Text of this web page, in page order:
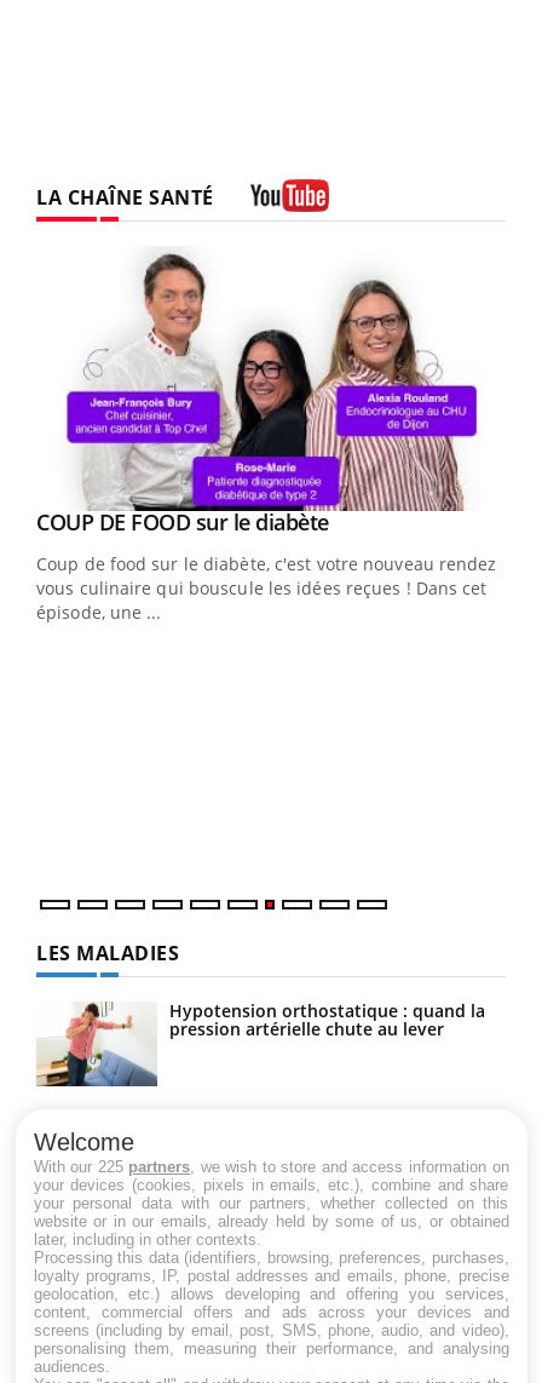
LA CHAÎNE SANTÉ
Youtube
COUP DE FOOD sur le diabèteYoutube
Coup de food sur le diabète, c'est votre nouveau rendez-
vous culinaire qui bouscule les idées reçues ! Dans cet
épisode, une ...
LES MALADIES
Hypotension orthostatique : quand la
pression artérielle chute au lever
Maladie de Charcot (Sclérose latérale
amyotrophique)
Welcome
With our 225 partners , we wish to store and access information on
your devices (cookies, pixels in emails, etc.), combine and share
your personal data with our partners, whether collected on this
website or in our emails, already held by some of us, or obtained
later, including in other contexts.
Processing this data (identifiers, browsing, preferences, purchases,
loyalty programs, IP, postal addresses and emails, phone, precise
geolocation, etc.) allows developing and offering you services,
content, commercial offers and ads across your devices and
screens (including by email, post, SMS, phone, audio, and video),
personalising them, measuring their performance, and analysing
audiences.